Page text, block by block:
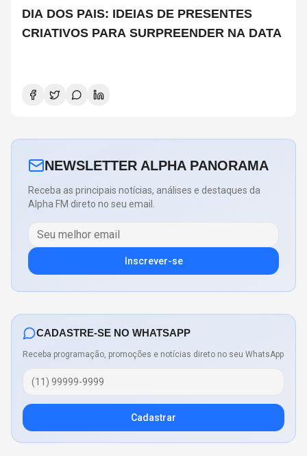
DIA DOS PAIS: IDEIAS DE PRESENTES
CRIATIVOS PARA SURPREENDER NA DATA
NEWSLETTER ALPHA PANORAMA
Receba as principais notícias, análises e destaques da
Alpha FM direto no seu email.
Inscrever-se
CADASTRE-SE NO WHATSAPP
Receba programação, promoções e notícias direto no seu WhatsApp
Cadastrar